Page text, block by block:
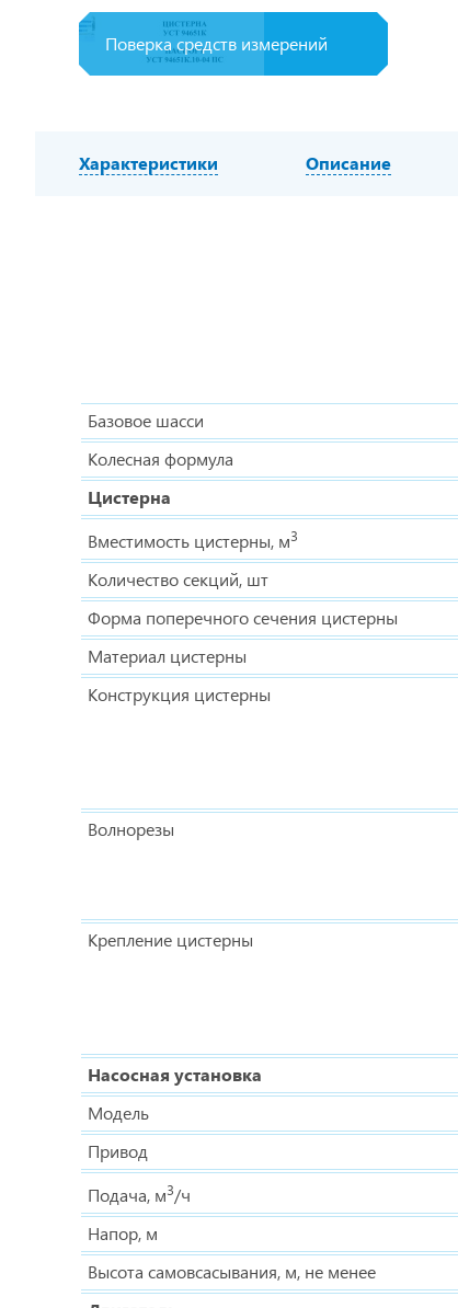
Поверка средств измерений
Характеристики Описание
Базовое шасси
Колесная формула
Цистерна
Вместимость цистерны, м3
Количество секций, шт
Форма поперечного сечения цистерны
Материал цистерны
Конструкция цистерны
Волнорезы
Крепление цистерны
Насосная установка
Модель
Привод
Подача, м3/ч
Напор, м
Высота самовсасывания, м, не менее